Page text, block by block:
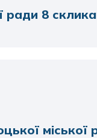
ради 8
міської